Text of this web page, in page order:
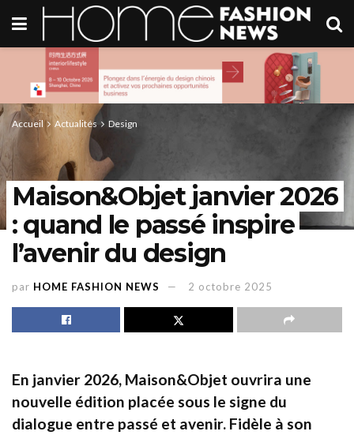
Accueil Actualités Design
Maison&Objet janvier 2026
: quand le passé inspire
l’avenir du design
par HOME FASHION NEWS 2 octobre 2025
En janvier 2026, Maison&Objet ouvrira une
nouvelle édition placée sous le signe du
dialogue entre passé et avenir. Fidèle à son